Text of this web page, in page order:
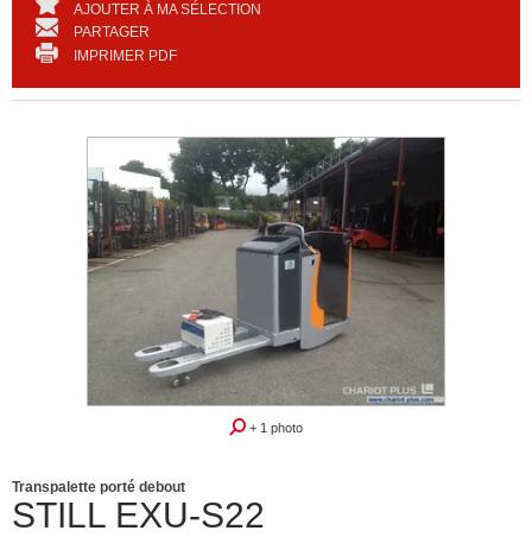
AJOUTER À MA SÉLECTION
PARTAGER
IMPRIMER PDF
+ 1 photo
STILL EXU-S22
Transpalette porté debout